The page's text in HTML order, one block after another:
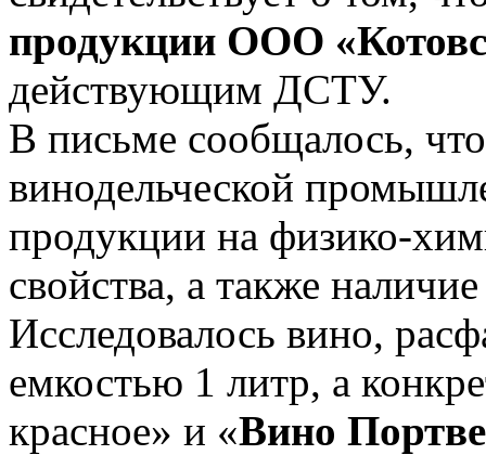
продукции ООО
действующим ДСТУ.
В письме сообщалось,
винодельческой
продукции на физико-
свойства, а также
Исследовалось вино,
емкостью 1 литр, а
красное» и «Вино